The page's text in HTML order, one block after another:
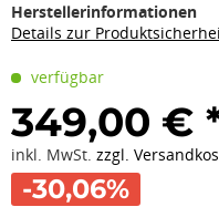
Herstellerinformationen
Details zur
verfügbar
349,00 €
inkl. MwSt. zzgl.
-30,06%